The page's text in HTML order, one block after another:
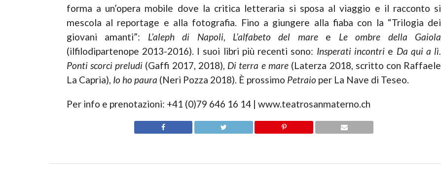
forma a un’opera mobile dove la critica letteraria si sposa al viaggio e il racconto si
mescola al reportage e alla fotografia. Fino a giungere alla fiaba con la “Trilogia dei
giovani amanti”: L’aleph di Napoli, L’alfabeto del maree Le ombre della Gaiola
(ilfilodipartenope 2013-2016). I suoi libri più recenti sono: Insperati incontri e Da qui a lì.
Ponti scorci preludi (Gaffi 2017, 2018), Di terra e mare (Laterza 2018, scritto con Raffaele
La Capria), Io ho paura (Neri Pozza 2018). È prossimo Petraio per La Nave di Teseo.
Per info e prenotazioni: +41 (0)79 646 16 14 | www.teatrosanmaterno.ch